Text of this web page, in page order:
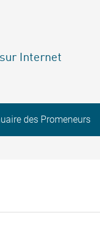
Internet
des Promeneurs